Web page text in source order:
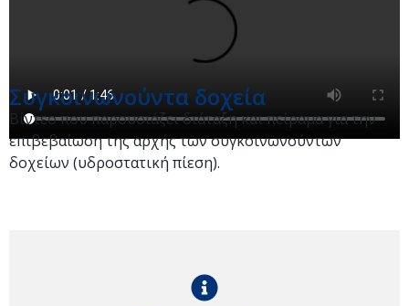
Συγκοινωνούντα δοχεία
Βίντεο που παρουσιάζει διάταξη και πείραμα για την
επιβεβαίωση της αρχής των συγκοινωνούντων
δοχείων (υδροστατική πίεση).